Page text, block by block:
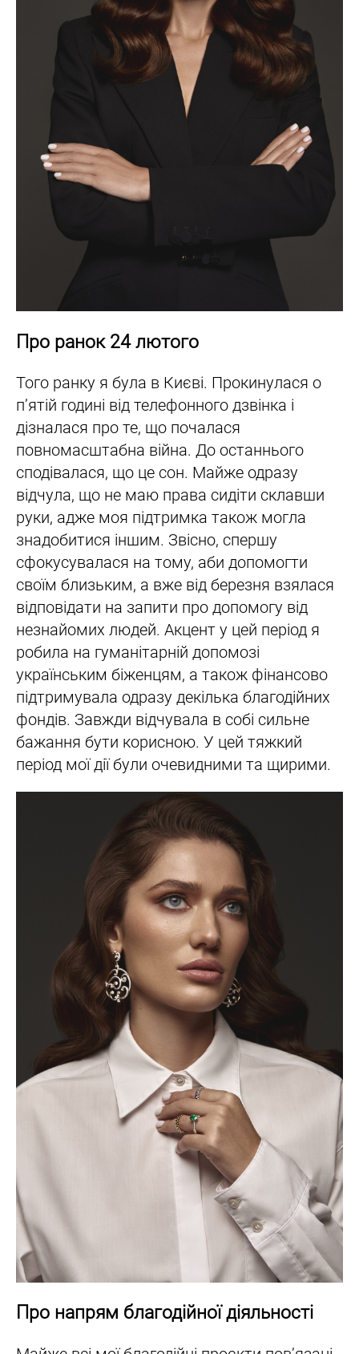
Про ранок 24 лютого
Того ранку я була в Києві. Прокинулася о
п’ятій годині від телефонного дзвінка і
дізналася про те, що почалася
повномасштабна війна. До останнього
сподівалася, що це сон. Майже одразу
відчула, що не маю права сидіти склавши
руки, адже моя підтримка також могла
знадобитися іншим. Звісно, спершу
сфокусувалася на тому, аби допомогти
своїм близьким, а вже від березня взялася
відповідати на запити про допомогу від
незнайомих людей. Акцент у цей період я
робила на гуманітарній допомозі
українським біженцям, а також фінансово
підтримувала одразу декілька благодійних
фондів. Завжди відчувала в собі сильне
бажання бути корисною. У цей тяжкий
період мої дії були очевидними та щирими.
Про напрям благодійної діяльності